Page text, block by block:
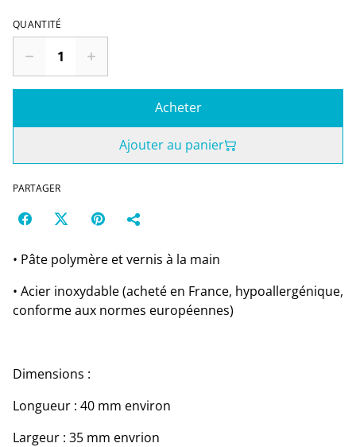
QUANTITÉ
Acheter
Ajouter au panier
PARTAGER
• Pâte polymère et vernis à la main
• Acier inoxydable (acheté en France, hypoallergénique,
conforme aux normes européennes)
Dimensions :
Longueur : 40 mm environ
Largeur : 35 mm envrion